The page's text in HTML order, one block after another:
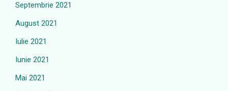
Septembrie 2021
August 2021
Iulie 2021
Iunie 2021
Mai 2021